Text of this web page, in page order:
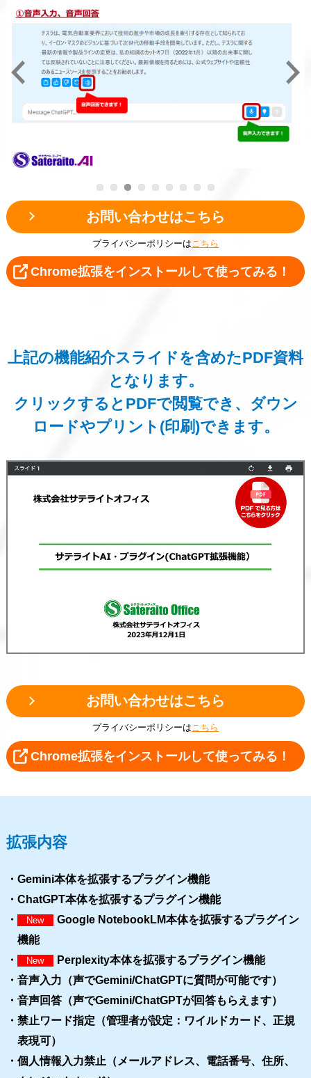
Previous Next
お問い合わせはこちら
プライバシーポリシーは こちら
Chrome拡張をインストールして使ってみる！
上記の機能紹介スライドを含めたPDF資料
となります。
クリックするとPDFで閲覧でき、ダウン
ロードやプリント(印刷)できます。
お問い合わせはこちら
プライバシーポリシーはこちら
Chrome拡張をインストールして使ってみる！
拡張内容
・Gemini本体を拡張するプラグイン機能
・ChatGPT本体を拡張するプラグイン機能
・
New
Google NotebookLM本体を拡張するプラグイン
機能
・
New
Perplexity本体を拡張するプラグイン機能
・音声入力（声でGemini/ChatGPTに質問が可能です）
・音声回答（声でGemini/ChatGPTが回答もらえます）
・禁止ワード指定（管理者が設定：ワイルドカード、正規
表現可）
・個人情報入力禁止（メールアドレス、電話番号、住所、